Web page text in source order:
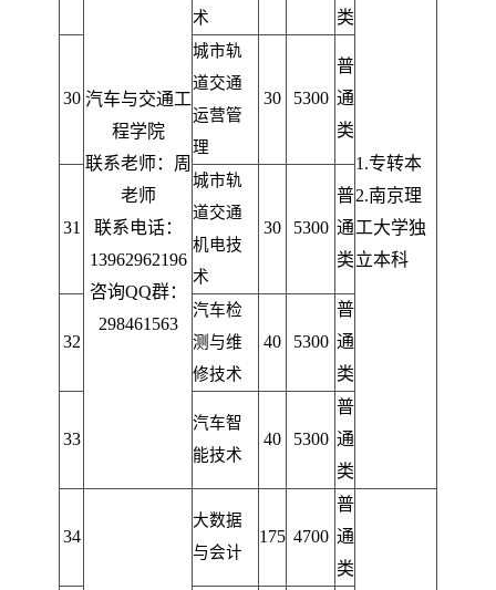
汽车与交通工
程学院
联系老师：周
老师
联系电话：
13962962196
咨询QQ群：
298461563
术
类
1.专转本
2.南京理
工大学独
立本科
30
城市轨
道交通
运营管
理
30 5300
普
通
类
31
城市轨
道交通
机电技
术
30 5300
普
通
类
32
汽车检
测与维
修技术
40 5300
普
通
类
33
汽车智
能技术
40 5300
普
通
类
34
大数据
与会计
175 4700
普
通
类